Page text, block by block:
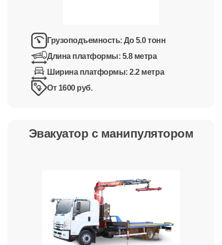
Грузоподъемность:До 5.0 тонн
Длина платформы: 5.8 метра
Ширина платформы:2.2 метра
От 1600 руб.
Эвакуатор с манипулятором